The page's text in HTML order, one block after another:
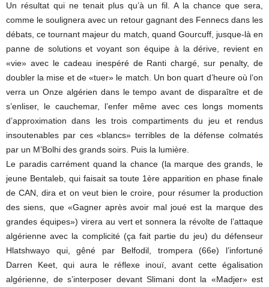
Un résultat qui ne tenait plus qu’à un fil. A la chance que sera,
comme le soulignera avec un retour gagnant des Fennecs dans les
débats, ce tournant majeur du match, quand Gourcuff, jusque-là en
panne de solutions et voyant son équipe à la dérive, revient en
«vie» avec le cadeau inespéré de Ranti chargé, sur penalty, de
doubler la mise et de «tuer» le match. Un bon quart d’heure où l’on
verra un Onze algérien dans le tempo avant de disparaître et de
s’enliser, le cauchemar, l’enfer même avec ces longs moments
d’approximation dans les trois compartiments du jeu et rendus
insoutenables par ces «blancs» terribles de la défense colmatés
par un M’Bolhi des grands soirs. Puis la lumière.
Le paradis carrément quand la chance (la marque des grands, le
jeune Bentaleb, qui faisait sa toute 1ère apparition en phase finale
de CAN, dira et on veut bien le croire, pour résumer la production
des siens, que «Gagner après avoir mal joué est la marque des
grandes équipes») virera au vert et sonnera la révolte de l’attaque
algérienne avec la complicité (ça fait partie du jeu) du défenseur
Hlatshwayo qui, gêné par Belfodil, trompera (66e) l’infortuné
Darren Keet, qui aura le réflexe inouï, avant cette égalisation
algérienne, de s’interposer devant Slimani dont la «Madjer» est